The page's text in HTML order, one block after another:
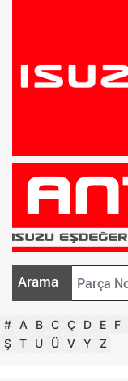
Arama
# A B C Ç D E F
Ş T U Ü V Y Z